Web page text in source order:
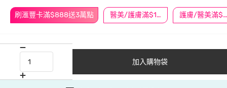
刷滙豐卡滿$888送3萬點 醫美/護膚滿$1200送$200 護膚/醫美滿$600送好禮
加入購物袋